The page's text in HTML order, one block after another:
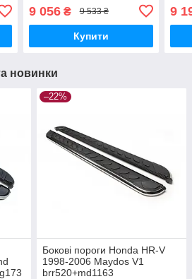
9 056₴ 9 533 ₴
Купити
9
новинки
–22%
Бокові пороги Honda HR-V
1998-2006 Maydos V1
brr520+md1163